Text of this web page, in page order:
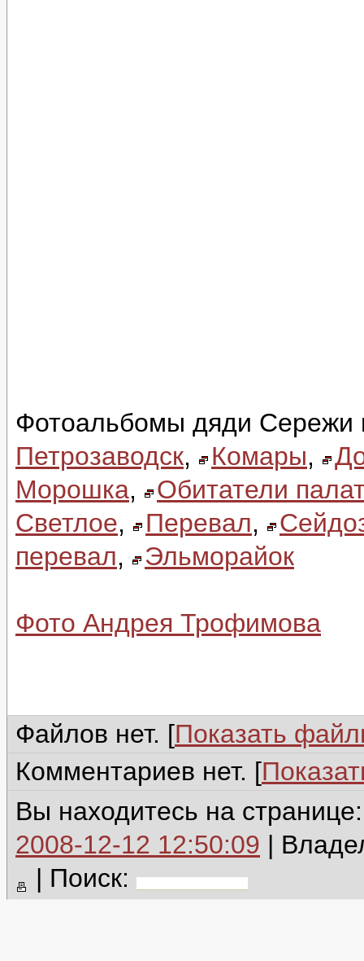
Фотоальбомы дяди Сережи
Петрозаводск, Комары,
Морошка,
Обитатели
Светлое, Перевал,
перевал, Эльморайок
Фото Андрея Трофимова
Файлов нет. [Показать
Комментариев нет. [
Вы находитесь на
2008-12-12 12:50:09 |
| Поиск: